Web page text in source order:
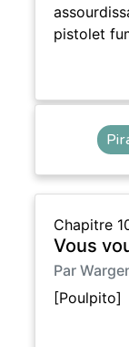
pistolet
Chapitre
Vous
Par
[Poulpito]